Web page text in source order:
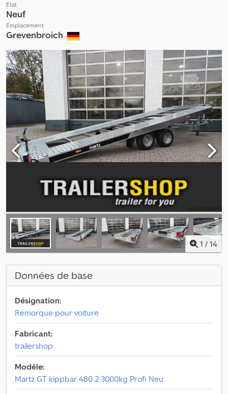
État
Neuf
Emplacement
Grevenbroich
1 / 14
Données de base
Désignation:
Remorque pour voiture
Fabricant:
trailershop
Modèle:
Martz GT kippbar 480 2 3000kg Profi Neu